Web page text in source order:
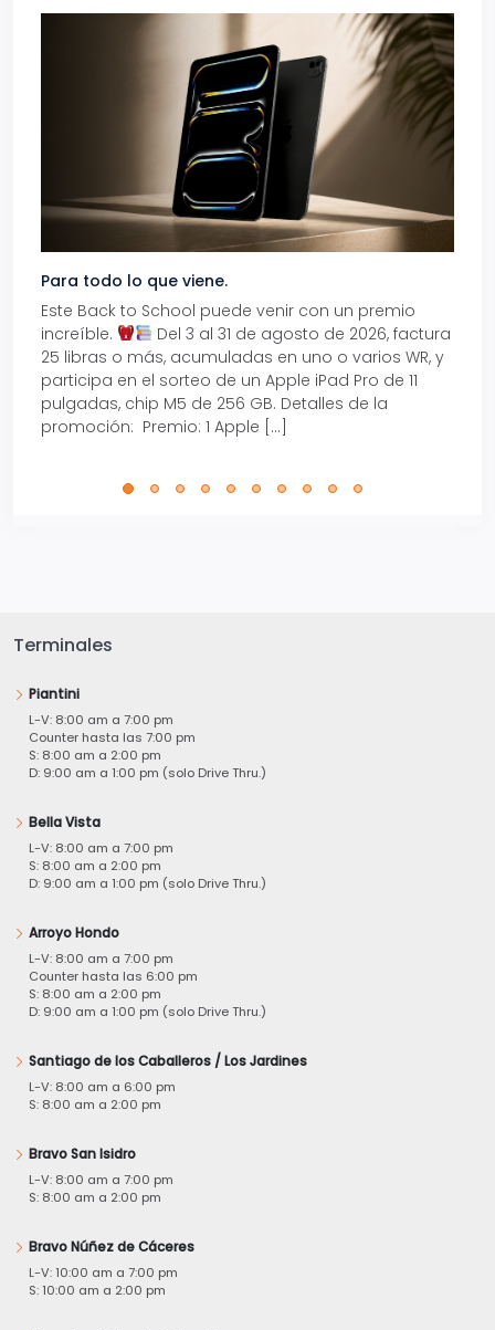
Para todo lo que viene.
Este Back to School puede venir con un premio
increíble.
Del 3 al 31 de agosto de 2026, factura
25 libras o más, acumuladas en uno o varios WR, y
participa en el sorteo de un Apple iPad Pro de 11
pulgadas, chip M5 de 256 GB. Detalles de la
promoción: Premio: 1 Apple […]
Terminales
Piantini
L-V: 8:00 am a 7:00 pm
Counter hasta las 7:00 pm
S: 8:00 am a 2:00 pm
D: 9:00 am a 1:00 pm (solo Drive Thru.)
Bella Vista
L-V: 8:00 am a 7:00 pm
S: 8:00 am a 2:00 pm
D: 9:00 am a 1:00 pm (solo Drive Thru.)
Arroyo Hondo
L-V: 8:00 am a 7:00 pm
Counter hasta las 6:00 pm
S: 8:00 am a 2:00 pm
D: 9:00 am a 1:00 pm (solo Drive Thru.)
Santiago de los Caballeros / Los Jardines
L-V: 8:00 am a 6:00 pm
S: 8:00 am a 2:00 pm
Bravo San Isidro
L-V: 8:00 am a 7:00 pm
S: 8:00 am a 2:00 pm
Bravo Núñez de Cáceres
L-V: 10:00 am a 7:00 pm
S: 10:00 am a 2:00 pm